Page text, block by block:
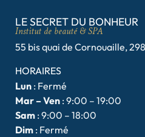
LE SECRET DU BONHEUR
Institut de beauté & SPA
55 bis quai de Cornouaille,
HORAIRES
Lun : Fermé
Mar – Ven : 9:00 – 19:00
Sam : 9:00 – 18:00
Dim : Fermé